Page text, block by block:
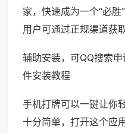
家，快速成为一个“必
用户可通过正规渠道获
辅助安装，可QQ搜索
件安装教程
手机打牌可以一键让你
十分简单，打开这个应